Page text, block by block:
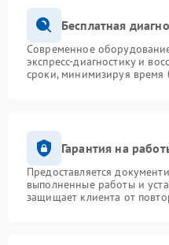
Бесплатная
Современное
экспресс-диагностику и
сроки, минимизируя время
Гарантия на
Предоставляется
выполненные работы и
защищает клиента от